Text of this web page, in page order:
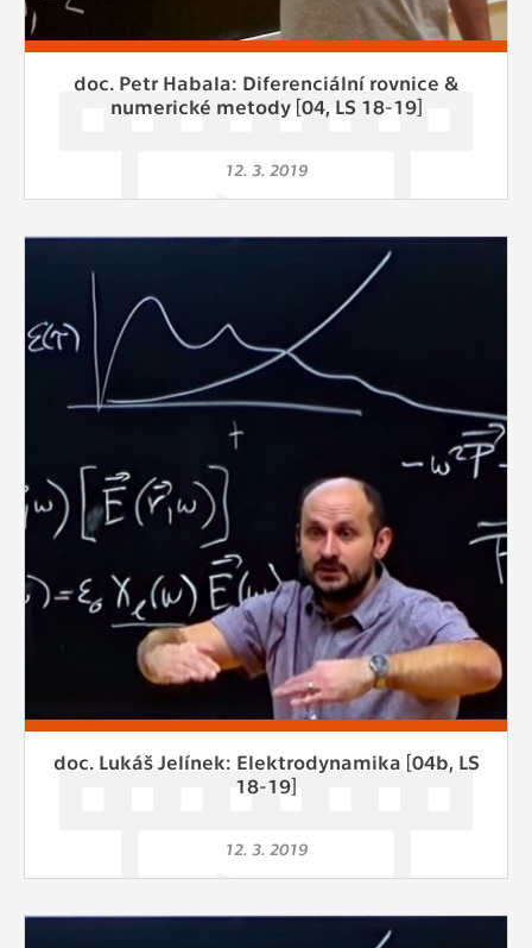
doc. Petr Habala: Diferenciální rovnice &
numerické metody [04, LS 18-19]
12. 3. 2019
doc. Lukáš Jelínek: Elektrodynamika [04b, LS
18-19]
12. 3. 2019